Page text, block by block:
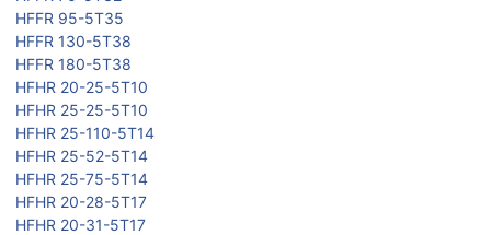
HFFR 95-5T35
HFFR 130-5T38
HFFR 180-5T38
HFHR 20-25-5T10
HFHR 25-25-5T10
HFHR 25-110-5T14
HFHR 25-52-5T14
HFHR 25-75-5T14
HFHR 20-28-5T17
HFHR 20-31-5T17